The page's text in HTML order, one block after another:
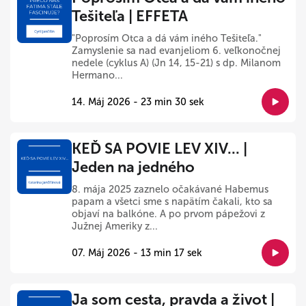
Tešiteľa | EFFETA
"Poprosím Otca a dá vám iného Tešiteľa."
Zamyslenie sa nad evanjeliom 6. veľkonočnej
nedele (cyklus A) (Jn 14, 15-21) s dp. Milanom
Hermano...
14. Máj 2026 - 23 min 30 sek
KEĎ SA POVIE LEV XIV... |
Jeden na jedného
8. mája 2025 zaznelo očakávané Habemus
papam a všetci sme s napätím čakali, kto sa
objaví na balkóne. A po prvom pápežovi z
Južnej Ameriky z...
07. Máj 2026 - 13 min 17 sek
Ja som cesta, pravda a život |